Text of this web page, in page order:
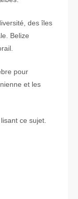
des îles
Belize
pour
et les
ce sujet.